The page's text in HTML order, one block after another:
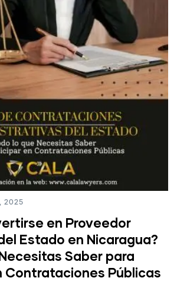
2025
en Proveedor
Estado en Nicaragua?
Saber para
Contrataciones Públicas